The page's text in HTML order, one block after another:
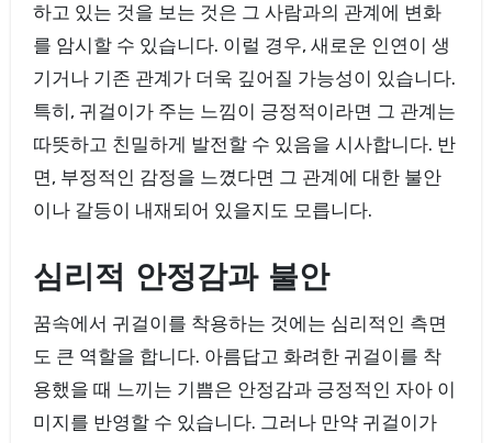
하고 있는 것을 보는 것은 그 사람과의 관계에 변화
를 암시할 수 있습니다. 이럴 경우, 새로운 인연이 생
기거나 기존 관계가 더욱 깊어질 가능성이 있습니다.
특히, 귀걸이가 주는 느낌이 긍정적이라면 그 관계는
따뜻하고 친밀하게 발전할 수 있음을 시사합니다. 반
면, 부정적인 감정을 느꼈다면 그 관계에 대한 불안
이나 갈등이 내재되어 있을지도 모릅니다.
심리적 안정감과 불안
꿈속에서 귀걸이를 착용하는 것에는 심리적인 측면
도 큰 역할을 합니다. 아름답고 화려한 귀걸이를 착
용했을 때 느끼는 기쁨은 안정감과 긍정적인 자아 이
미지를 반영할 수 있습니다. 그러나 만약 귀걸이가